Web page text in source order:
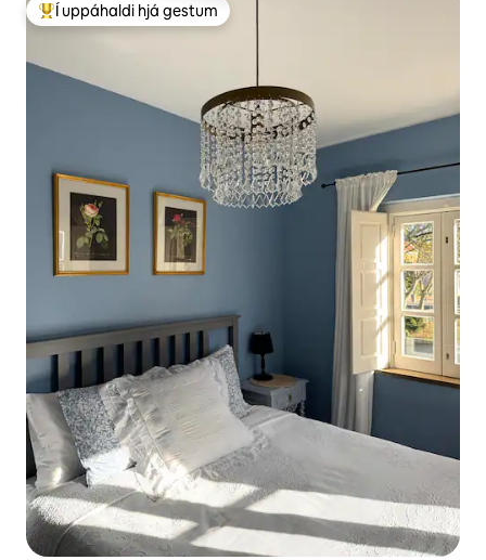
Í mestu uppáhaldi hjá gestum
Í uppáhaldi hjá gestum